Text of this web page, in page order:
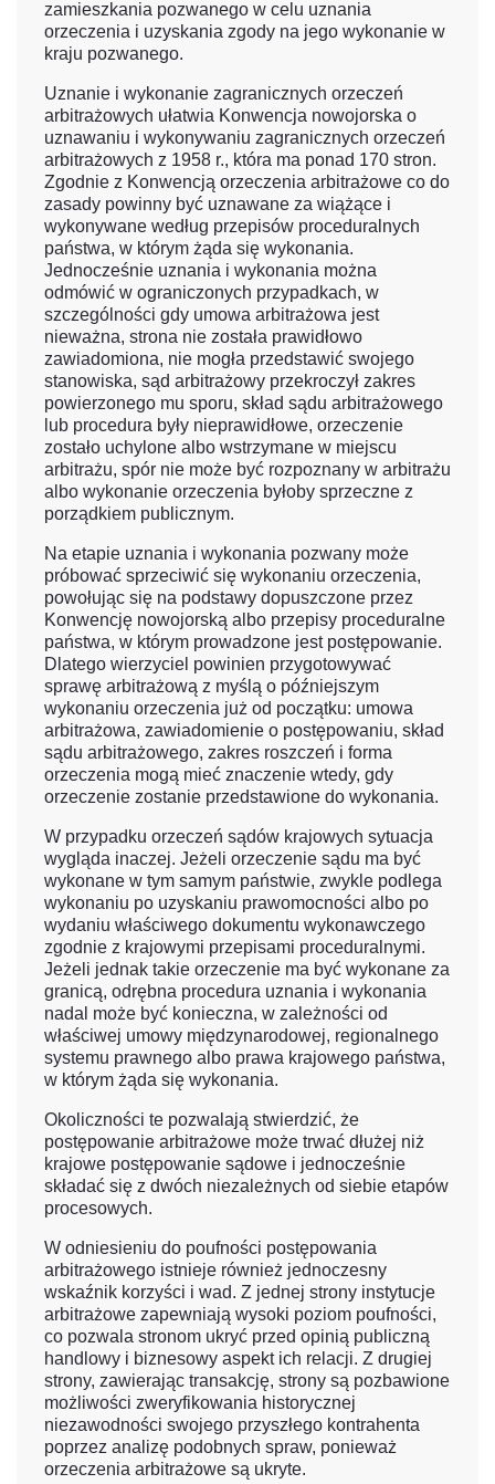
zamieszkania pozwanego w celu uznania
orzeczenia i uzyskania zgody na jego wykonanie w
kraju pozwanego.
Uznanie i wykonanie zagranicznych orzeczeń
arbitrażowych ułatwia Konwencja nowojorska o
uznawaniu i wykonywaniu zagranicznych orzeczeń
arbitrażowych z 1958 r., która ma ponad 170 stron.
Zgodnie z Konwencją orzeczenia arbitrażowe co do
zasady powinny być uznawane za wiążące i
wykonywane według przepisów proceduralnych
państwa, w którym żąda się wykonania.
Jednocześnie uznania i wykonania można
odmówić w ograniczonych przypadkach, w
szczególności gdy umowa arbitrażowa jest
nieważna, strona nie została prawidłowo
zawiadomiona, nie mogła przedstawić swojego
stanowiska, sąd arbitrażowy przekroczył zakres
powierzonego mu sporu, skład sądu arbitrażowego
lub procedura były nieprawidłowe, orzeczenie
zostało uchylone albo wstrzymane w miejscu
arbitrażu, spór nie może być rozpoznany w arbitrażu
albo wykonanie orzeczenia byłoby sprzeczne z
porządkiem publicznym.
Na etapie uznania i wykonania pozwany może
próbować sprzeciwić się wykonaniu orzeczenia,
powołując się na podstawy dopuszczone przez
Konwencję nowojorską albo przepisy proceduralne
państwa, w którym prowadzone jest postępowanie.
Dlatego wierzyciel powinien przygotowywać
sprawę arbitrażową z myślą o późniejszym
wykonaniu orzeczenia już od początku: umowa
arbitrażowa, zawiadomienie o postępowaniu, skład
sądu arbitrażowego, zakres roszczeń i forma
orzeczenia mogą mieć znaczenie wtedy, gdy
orzeczenie zostanie przedstawione do wykonania.
W przypadku orzeczeń sądów krajowych sytuacja
wygląda inaczej. Jeżeli orzeczenie sądu ma być
wykonane w tym samym państwie, zwykle podlega
wykonaniu po uzyskaniu prawomocności albo po
wydaniu właściwego dokumentu wykonawczego
zgodnie z krajowymi przepisami proceduralnymi.
Jeżeli jednak takie orzeczenie ma być wykonane za
granicą, odrębna procedura uznania i wykonania
nadal może być konieczna, w zależności od
właściwej umowy międzynarodowej, regionalnego
systemu prawnego albo prawa krajowego państwa,
w którym żąda się wykonania.
Okoliczności te pozwalają stwierdzić, że
postępowanie arbitrażowe może trwać dłużej niż
krajowe postępowanie sądowe i jednocześnie
składać się z dwóch niezależnych od siebie etapów
procesowych.
W odniesieniu do poufności postępowania
arbitrażowego istnieje również jednoczesny
wskaźnik korzyści i wad. Z jednej strony instytucje
arbitrażowe zapewniają wysoki poziom poufności,
co pozwala stronom ukryć przed opinią publiczną
handlowy i biznesowy aspekt ich relacji. Z drugiej
strony, zawierając transakcję, strony są pozbawione
możliwości zweryfikowania historycznej
niezawodności swojego przyszłego kontrahenta
poprzez analizę podobnych spraw, ponieważ
orzeczenia arbitrażowe są ukryte.